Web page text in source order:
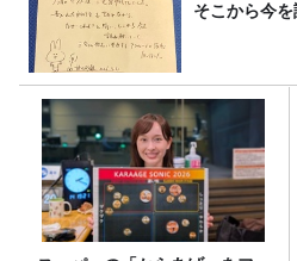
そこから今を